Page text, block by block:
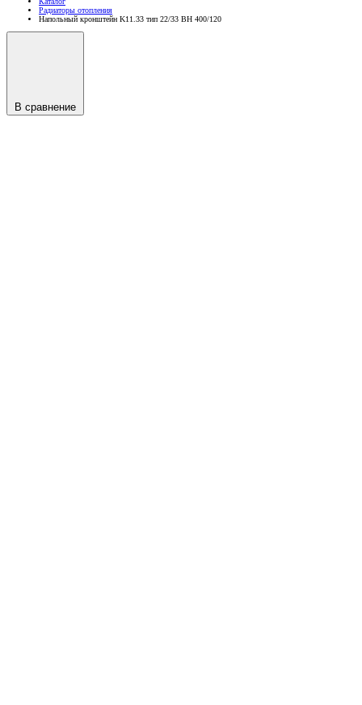
Радиаторы отопления
Напольный кронштейн K11.33 тип 22/33 BH 400/120
В сравнение